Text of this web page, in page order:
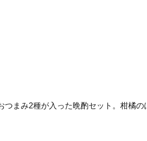
まみ2種が入った晩酌セット。柑橘